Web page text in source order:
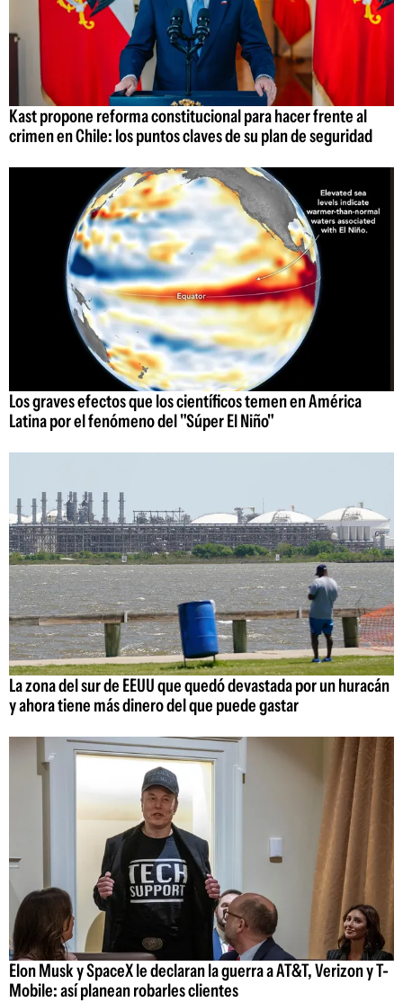
Kast propone reforma constitucional para hacer frente al
crimen en Chile: los puntos claves de su plan de seguridad
Los graves efectos que los científicos temen en América
Latina por el fenómeno del "Súper El Niño"
La zona del sur de EEUU que quedó devastada por un huracán
y ahora tiene más dinero del que puede gastar
Elon Musk y SpaceX le declaran la guerra a AT&T, Verizon y T-
Mobile: así planean robarles clientes